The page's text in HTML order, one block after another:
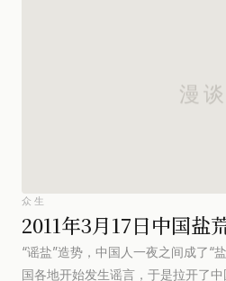
众生
2011年3月17日中国盐
“谣盐”造势，中国人一夜之间成了
国各地开始发生谣言，于是拉开了